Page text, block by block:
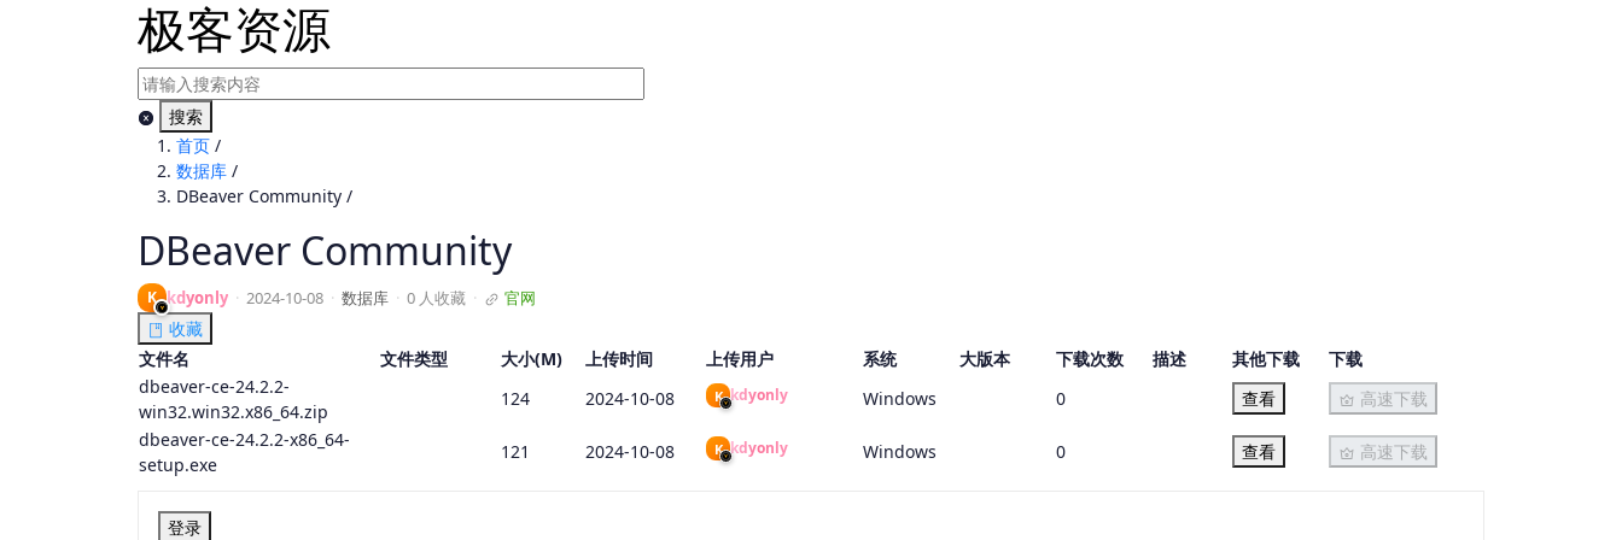
极客资源
搜索
首页 /
数据库 /
DBeaver Community /
DBeaver Community
K kdyonly · 2024-10-08 · 数据库 · 0 人收藏 · 官网
收藏
文件名
文件类型 大小(M) 上传时间 上传用户 系统 大版本 下载次数 描述 其他下载
下载
dbeaver-ce-24.2.2-
win32.win32.x86_64.zip
124 2024-10-08 K kdyonly Windows 0 查看
高速下载
dbeaver-ce-24.2.2-x86_64-
setup.exe
121 2024-10-08 K kdyonly Windows 0 查看 高速下载
登录